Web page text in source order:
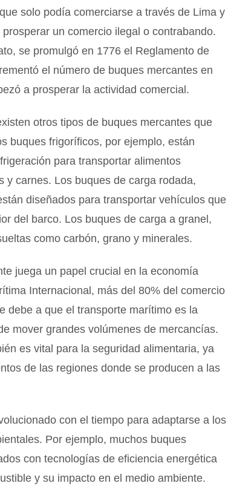
solo podía comerciarse a través de Lima y
un comercio ilegal o contrabando.
se promulgó en 1776 el Reglamento de
el número de buques mercantes en
a prosperar la actividad comercial.
otros tipos de buques mercantes que
buques frigoríficos, por ejemplo, están
para transportar alimentos
y carnes. Los buques de carga rodada,
diseñados para transportar vehículos que
del barco. Los buques de carga a granel,
como carbón, grano y minerales.
juega un papel crucial en la economía
Internacional, más del 80% del comercio
debe a que el transporte marítimo es la
mover grandes volúmenes de mercancías.
es vital para la seguridad alimentaria, ya
de las regiones donde se producen a las
con el tiempo para adaptarse a los
Por ejemplo, muchos buques
con tecnologías de eficiencia energética
y su impacto en el medio ambiente.